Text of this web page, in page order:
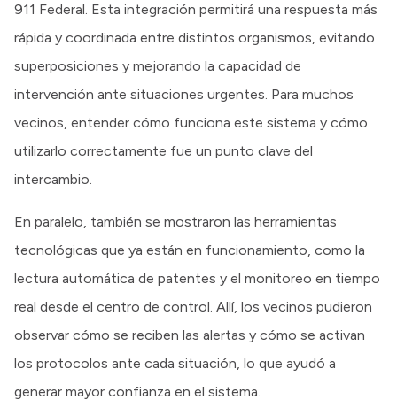
911 Federal. Esta integración permitirá una respuesta más
rápida y coordinada entre distintos organismos, evitando
superposiciones y mejorando la capacidad de
intervención ante situaciones urgentes. Para muchos
vecinos, entender cómo funciona este sistema y cómo
utilizarlo correctamente fue un punto clave del
intercambio.
En paralelo, también se mostraron las herramientas
tecnológicas que ya están en funcionamiento, como la
lectura automática de patentes y el monitoreo en tiempo
real desde el centro de control. Allí, los vecinos pudieron
observar cómo se reciben las alertas y cómo se activan
los protocolos ante cada situación, lo que ayudó a
generar mayor confianza en el sistema.